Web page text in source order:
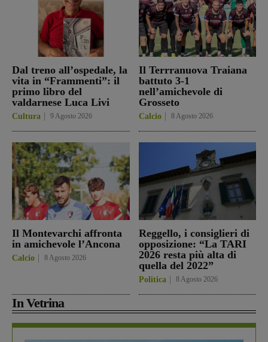
Dal treno all’ospedale, la
vita in “Frammenti”: il
primo libro del
valdarnese Luca Livi
Cultura 9 Agosto 2026
Il Terrranuova Traiana
battuto 3-1
nell’amichevole di
Grosseto
Calcio 8 Agosto 2026
Il Montevarchi affronta
in amichevole l’Ancona
Calcio 8 Agosto 2026
Reggello, i consiglieri di
opposizione: “La TARI
2026 resta più alta di
quella del 2022”
Politica 8 Agosto 2026
In Vetrina